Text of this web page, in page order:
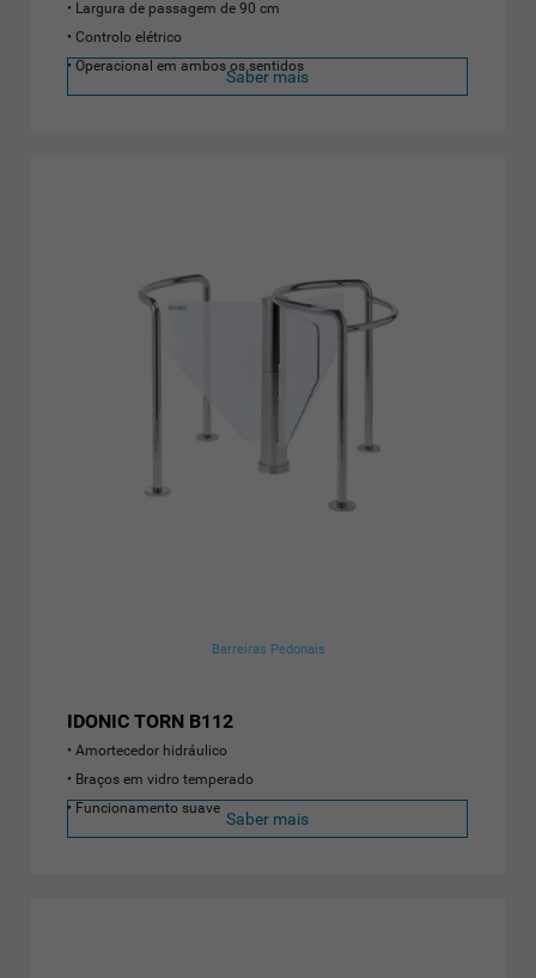
Largura de passagem de 90 cm
Controlo elétrico
Operacional em ambos os sentidos
Saber mais
Barreiras Pedonais
IDONIC TORN B112
Amortecedor hidráulico
Braços em vidro temperado
Funcionamento suave
Saber mais